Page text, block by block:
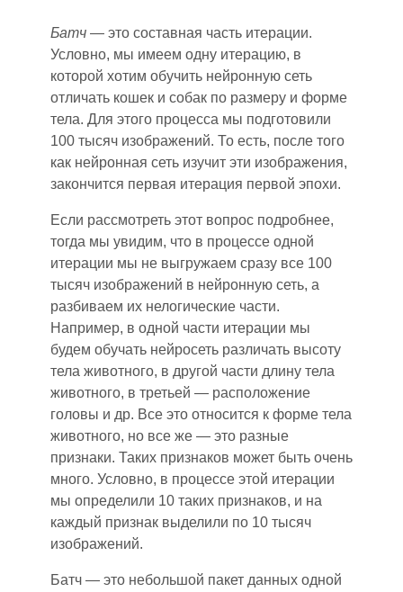
Батч — это составная часть итерации.
Условно, мы имеем одну итерацию, в
которой хотим обучить нейронную сеть
отличать кошек и собак по размеру и форме
тела. Для этого процесса мы подготовили
100 тысяч изображений. То есть, после того
как нейронная сеть изучит эти изображения,
закончится первая итерация первой эпохи.
Если рассмотреть этот вопрос подробнее,
тогда мы увидим, что в процессе одной
итерации мы не выгружаем сразу все 100
тысяч изображений в нейронную сеть, а
разбиваем их нелогические части.
Например, в одной части итерации мы
будем обучать нейросеть различать высоту
тела животного, в другой части длину тела
животного, в третьей — расположение
головы и др. Все это относится к форме тела
животного, но все же — это разные
признаки. Таких признаков может быть очень
много. Условно, в процессе этой итерации
мы определили 10 таких признаков, и на
каждый признак выделили по 10 тысяч
изображений.
Батч — это небольшой пакет данных одной